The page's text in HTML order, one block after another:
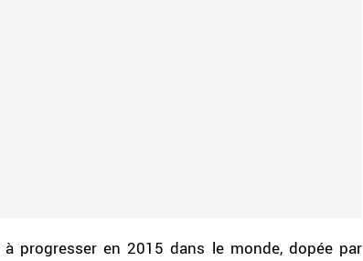
progresser en 2015 dans le monde, dopée par